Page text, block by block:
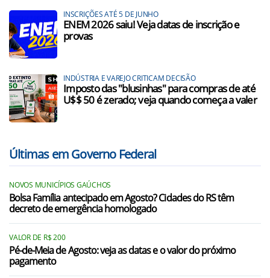
INSCRIÇÕES ATÉ 5 DE JUNHO
ENEM 2026 saiu! Veja datas de inscrição e
provas
INDÚSTRIA E VAREJO CRITICAM DECISÃO
Imposto das "blusinhas" para compras de até
U$$ 50 é zerado; veja quando começa a valer
Últimas em Governo Federal
NOVOS MUNICÍPIOS GAÚCHOS
Bolsa Família antecipado em Agosto? Cidades do RS têm
decreto de emergência homologado
VALOR DE R$ 200
Pé-de-Meia de Agosto: veja as datas e o valor do próximo
pagamento